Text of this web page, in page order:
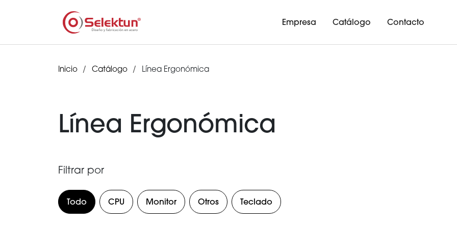
Empresa Catálogo Contacto
Inicio Catálogo Línea Ergonómica
Línea Ergonómica
Filtrar por
Todo CPU Monitor Otros Teclado